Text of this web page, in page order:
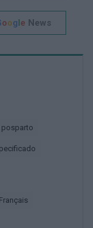
oogle News
posparto
français